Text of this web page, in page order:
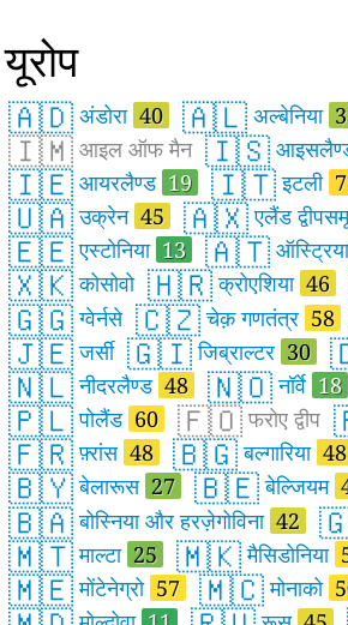
यूरोप
🇦🇩 अंडोरा 40 🇦🇱 अल्बेनिया
🇮🇲 आइल ऑफ मैन 🇮🇸
🇮🇪 आयरलैण्ड 19 🇮🇹इटली
🇺🇦उक्रेन 45 🇦🇽एलैंड
🇪🇪एस्टोनिया 13 🇦🇹
🇽🇰कोसोवो 🇭🇷क्रोएशिया 46
🇬🇬ग्वेर्नसे 🇨🇿चेक़ गणतंत्र 58
🇯🇪जर्सी 🇬🇮जिब्राल्टर 30
🇳🇱नीदरलैण्ड 48 🇳🇴नॉर्वे 18
🇵🇱पोलैंड 60 🇫🇴 फरोए द्वीप
🇫🇷फ़्रांस 48 🇧🇬बल्गारिया 48
🇧🇾बेलारूस 27 🇧🇪बेल्जियम
🇧🇦बोस्निया और हरज़ेगोविना 42
🇲🇹माल्टा 25 🇲🇰मैसिडोनिया
🇲🇪मोंटेनेग्रो 57 🇲🇨मोनाको